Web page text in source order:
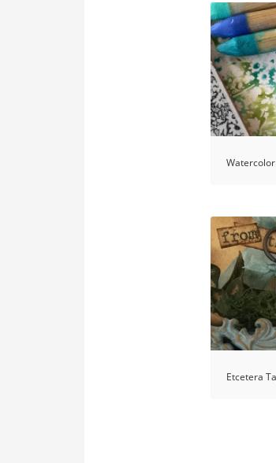
Etcetera